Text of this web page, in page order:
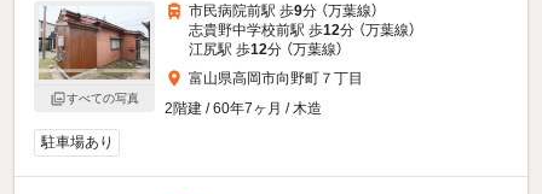
すべての写真
市民病院前駅 歩9分 （万葉線）
志貴野中学校前駅 歩12分 （万葉線）
江尻駅 歩12分 （万葉線）
富山県高岡市向野町７丁目
2階建 / 60年7ヶ月 / 木造
駐車場あり